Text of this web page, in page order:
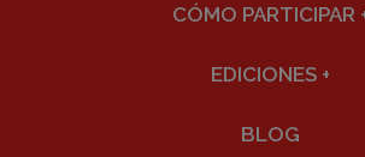
CÓMO PARTICIPAR
EDICIONES +
BLOG